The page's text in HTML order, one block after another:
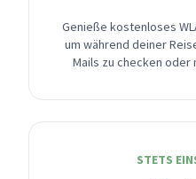
Genieße kostenloses
um während deiner
Mails zu checken oder
STETS